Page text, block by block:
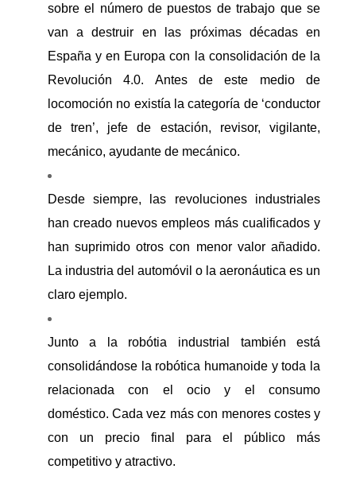
sobre el número de puestos de trabajo que se
van a destruir en las próximas décadas en
España y en Europa con la consolidación de la
Revolución 4.0. Antes de este medio de
locomoción no existía la categoría de ‘conductor
de tren’, jefe de estación, revisor, vigilante,
mecánico, ayudante de mecánico.
Desde siempre, las revoluciones industriales
han creado nuevos empleos más cualificados y
han suprimido otros con menor valor añadido.
La industria del automóvil o la aeronáutica es un
claro ejemplo.
Junto a la robótia industrial también está
consolidándose la robótica humanoide y toda la
relacionada con el ocio y el consumo
doméstico. Cada vez más con menores costes y
con un precio final para el público más
competitivo y atractivo.